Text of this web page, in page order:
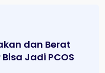
dan Berat
Jadi PCOS